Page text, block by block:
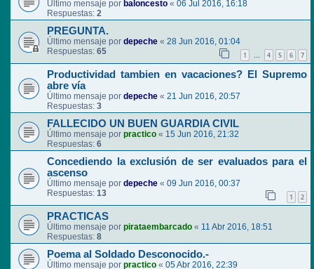
Último mensaje por baloncesto « 06 Jul 2016, 16:18
Respuestas: 2
PREGUNTA.
Último mensaje por depeche « 28 Jun 2016, 01:04
Respuestas: 65 1 … 4 5 6 7
Productividad tambien en vacaciones? El Supremo
abre vía
Último mensaje por depeche « 21 Jun 2016, 20:57
Respuestas: 3
FALLECIDO UN BUEN GUARDIA CIVIL
Último mensaje por practico « 15 Jun 2016, 21:32
Respuestas: 6
Concediendo la exclusión de ser evaluados para el
ascenso
Último mensaje por depeche « 09 Jun 2016, 00:37
Respuestas: 13 1 2
PRACTICAS
Último mensaje por pirataembarcado « 11 Abr 2016, 18:51
Respuestas: 8
Poema al Soldado Desconocido.-
Último mensaje por practico « 05 Abr 2016, 22:39